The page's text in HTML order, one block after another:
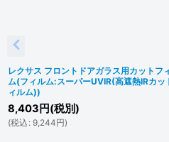
レクサス フロントドアガラス用カットフ
ム(フィルム:スーパーUVIR(高遮熱IRカッ
ィルム))
8,403 円(税別)
(税込 : 9,244円)